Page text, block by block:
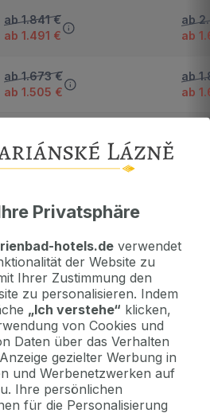
ab 1.841 €
ab 1.491 €
ab
ab
ab 1.673 €
ab 1.505 €
ab
ab
ab 1.841 €
und andere...
einem Geschenkvoucher
nichts.
Sie zusammen mit dem Angebot
Privatsphäre
hotels.de verwendet
der Website zu
Ihrer Zustimmung den
zu personalisieren. Indem
„Ich verstehe“ klicken,
von Cookies und
Daten über das Verhalten
gezielter Werbung in
und Werbenetzwerken auf
Ihre persönlichen
für die Personalisierung